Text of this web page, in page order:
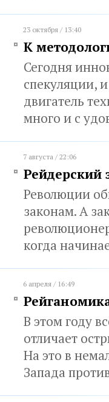
23 октября / 13:40
К
Сегодня
спекуляции,
двигатель
много и с
7 августа / 22:06
Рейдерский
Революции
законам. А
когда
6 апреля / 16:49
В этом году
отличает
На это в
Запада